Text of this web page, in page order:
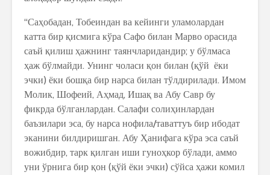
“Саҳобадан, Тобеиндан ва кейинги уламолардан
катта бир қисмига кўра Сафо билан Марво орасида
саъй қилиш ҳажнинг таянчларидандир; у бўлмаса
ҳаж бўлмайди. Унинг чоласи қон билан (қўй ёки
эчки) ёки бошқа бир нарса билан тўлдирилади. Имом
Молик, Шофеий, Аҳмад, Ишақ ва Абу Савр бу
фикрда бўлганлардан. Салафи солиҳинлардан
баъзилари эса, бу нарса нофила/таваттуъ бир ибодат
эканини билдиришган. Абу Ҳанифага кўра эса саъй
вожибдир, тарк қилган иши гуноҳкор бўлади, аммо
уни ўрнига бир қон (қўй ёки эчки) сўйса ҳажи комил